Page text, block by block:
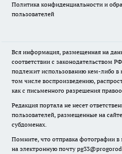
Политика конфиденциальности и
пользователей
Вся информация, размещенная на
соответствии с законодательством
подлежит использованию кем-либо
том числе воспроизведению,
как с письменного разрешения
Редакция портала не несет
пользователей, размещенные на сайте
субдоменах.
Помните, что отправка фотографии
на электронную почту